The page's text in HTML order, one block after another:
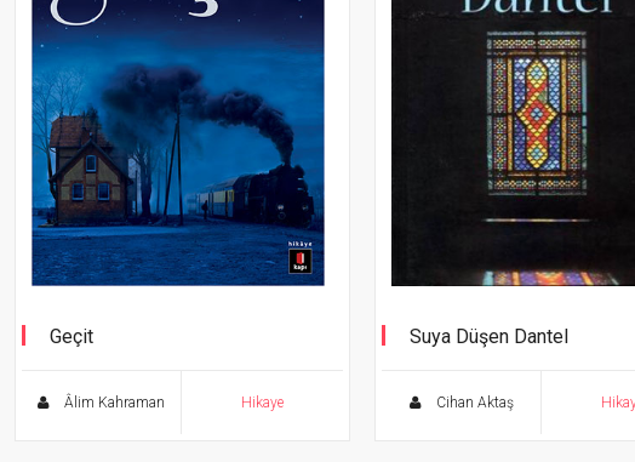
Geçit
Âlim Kahraman Hikaye
Suya Düşen Dantel
Cihan Aktaş